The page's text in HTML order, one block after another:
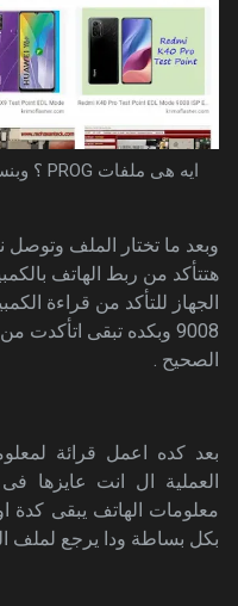
ايه هى ملفات PROG ؟ وبنستخدمها فى ايه؟ وازاى نستخدمها ؟
وبعد ما تختار الملف وتوصل
هتتأكد من ربط الهاتف
الجهاز للتأكد من قراءة
9008 وبكده تبقى اتأكدت
الصحيح .
بعد كده اعمل قرائة
العملية ال انت عايزها
معلومات الهاتف يبقى كدة
بكل بساطة ودا يرجع لملف